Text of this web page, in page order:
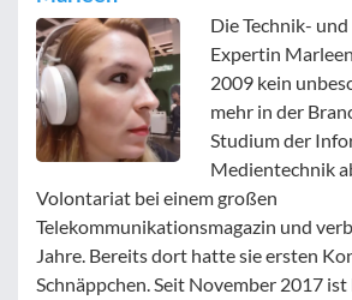
Die Technik-
Expertin
2009 kein
mehr in der
Studium der
Medientechnik
Volontariat bei einem großen
Telekommunikationsmagazin und
Jahre. Bereits dort hatte sie ersten
Schnäppchen. Seit November 2017